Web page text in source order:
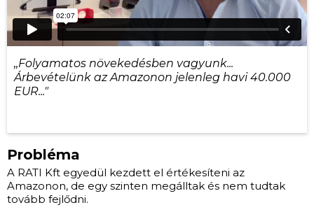
Probléma
A RATI Kft egyedül kezdett el értékesíteni az
Amazonon, de egy szinten megálltak és nem tudtak
tovább fejlődni.
,,Folyamatos növekedésben vagyunk...
Árbevételünk az Amazonon jelenleg havi 40.000
EUR..."